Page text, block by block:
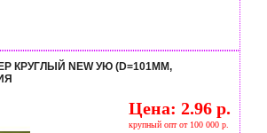
КРУГЛЫЙ NEW УЮ (D=101ММ,
Цена: 2.96 р.
крупный опт от 100 000 р.